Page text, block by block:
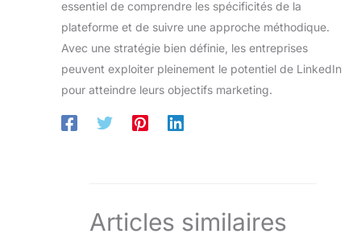
essentiel de comprendre les spécificités de la
plateforme et de suivre une approche méthodique.
Avec une stratégie bien définie, les entreprises
peuvent exploiter pleinement le potentiel de LinkedIn
pour atteindre leurs objectifs marketing.
Articles similaires